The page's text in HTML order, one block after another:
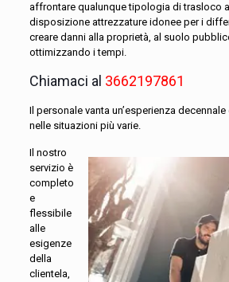
affrontare qualunque tipologia di trasloco
disposizione attrezzature idonee per i
creare danni alla proprietà, al suolo
ottimizzando i tempi.
Chiamaci al 3662197861
Il personale vanta un’esperienza
nelle situazioni più varie.
Il nostro
servizio è
completo
e
flessibile
alle
esigenze
della
clientela,